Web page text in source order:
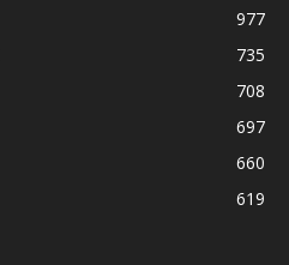
977
735
708
697
660
619